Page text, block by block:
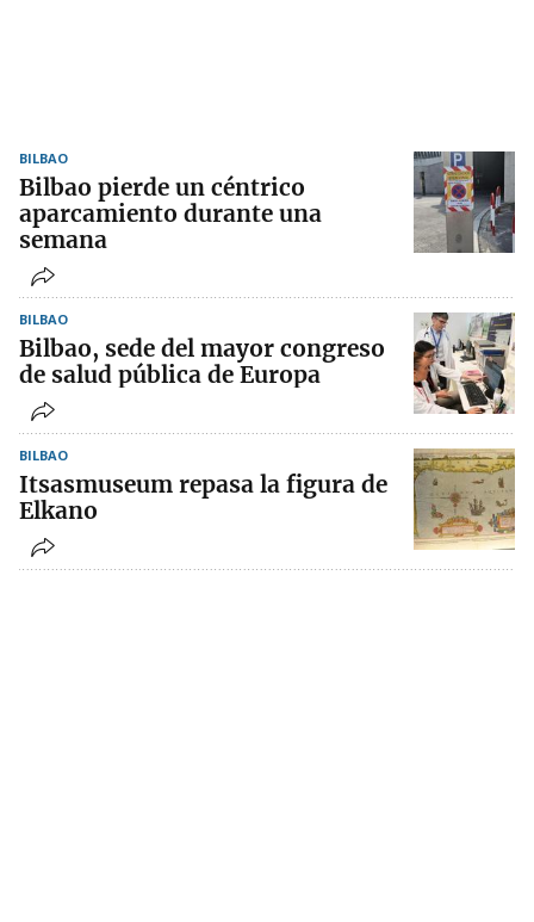
BILBAO
Bilbao pierde un céntrico
aparcamiento durante una
semana
BILBAO
Bilbao, sede del mayor congreso
de salud pública de Europa
BILBAO
Itsasmuseum repasa la figura de
Elkano